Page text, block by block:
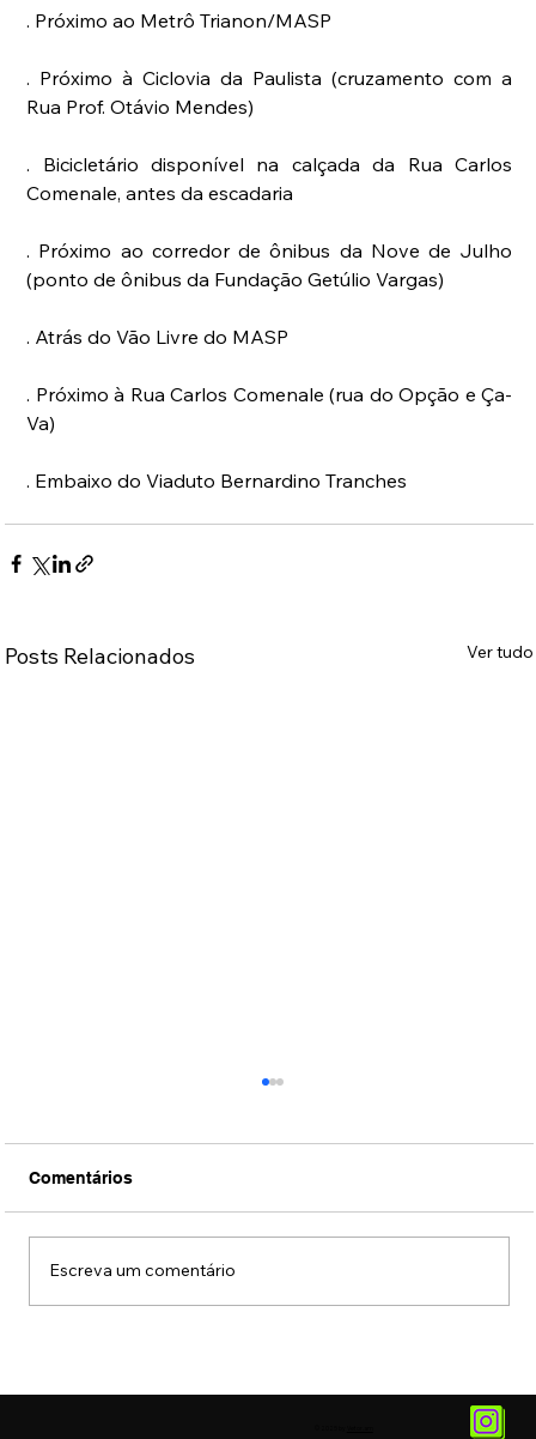
. Próximo ao Metrô Trianon/MASP
. Próximo à Ciclovia da Paulista (cruzamento com a
Rua Prof. Otávio Mendes)
. Bicicletário disponível na calçada da Rua Carlos
Comenale, antes da escadaria
. Próximo ao corredor de ônibus da Nove de Julho
(ponto de ônibus da Fundação Getúlio Vargas)
. Atrás do Vão Livre do MASP
. Próximo à Rua Carlos Comenale (rua do Opção e Ça-
Va)
. Embaixo do Viaduto Bernardino Tranches
Posts Relacionados Ver tudo
Comentários
Escreva um comentário